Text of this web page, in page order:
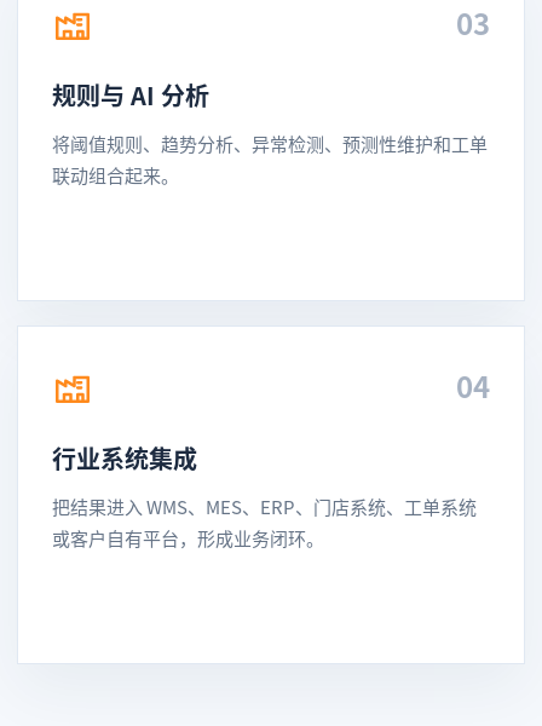
03
规则与 AI 分析
将阈值规则、趋势分析、异常检测、预测性维护和工单
联动组合起来。
04
行业系统集成
把结果进入 WMS、MES、ERP、门店系统、工单系统
或客户自有平台，形成业务闭环。